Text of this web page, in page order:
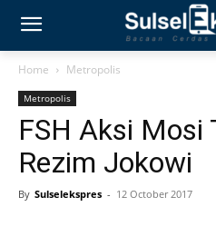
Home Metropolis
Metropolis
FSH Aksi Mosi
Rezim Jokowi
By Sulselekspres - 12 October 2017